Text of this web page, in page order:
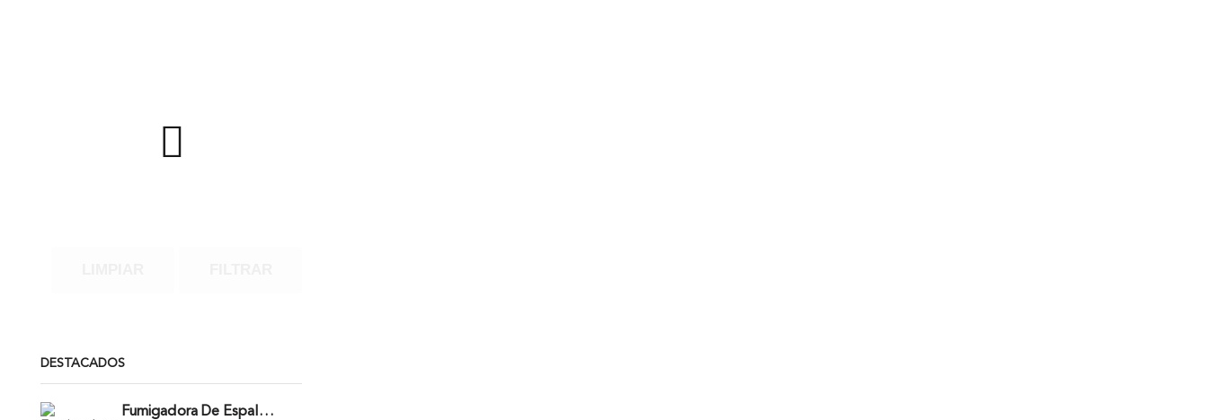
DESTACADOS
Fumigadora De Espalda Alterman A Baterí­a 12V/12Ah, 20Litros, Xkes20.